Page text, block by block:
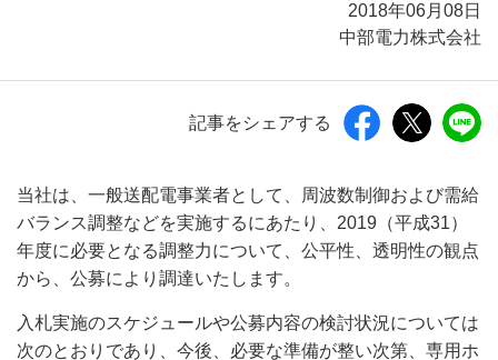
2018年06月08日
中部電力株式会社
記事をシェアする
当社は、一般送配電事業者として、周波数制御および需給
バランス調整などを実施するにあたり、2019（平成31）
年度に必要となる調整力について、公平性、透明性の観点
から、公募により調達いたします。
入札実施のスケジュールや公募内容の検討状況については
次のとおりであり、今後、必要な準備が整い次第、専用ホ